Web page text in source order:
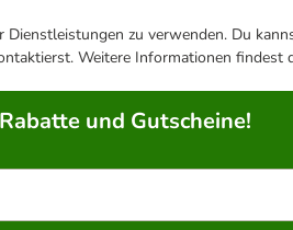
zu verwenden. Du
Weitere Informationen findest
und Gutscheine!